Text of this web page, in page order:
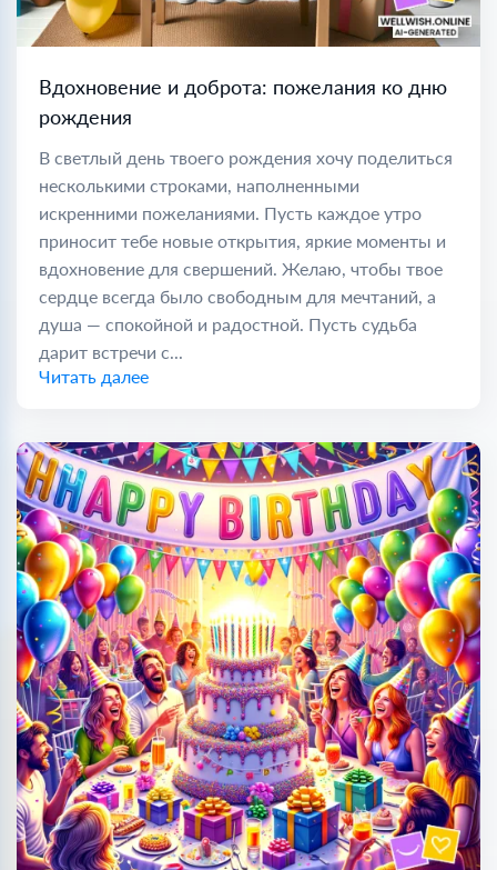
Вдохновение и доброта: пожелания ко дню
рождения
В светлый день твоего рождения хочу поделиться
несколькими строками, наполненными
искренними пожеланиями. Пусть каждое утро
приносит тебе новые открытия, яркие моменты и
вдохновение для свершений. Желаю, чтобы твое
сердце всегда было свободным для мечтаний, а
душа — спокойной и радостной. Пусть судьба
дарит встречи с...
Читать далее